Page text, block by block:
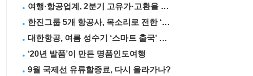
여행·항공업계, 2분기 고유가·고환율 직격탄
한진그룹 5개 항공사, 목소리로 전한 ‘재능기부’
대한항공, 여름 성수기 ‘스마트 출국’ 꿀팁 3가지 공개
‘20년 발품’이 만든 명품인도여행
9월 국제선 유류할증료, 다시 올라가나?